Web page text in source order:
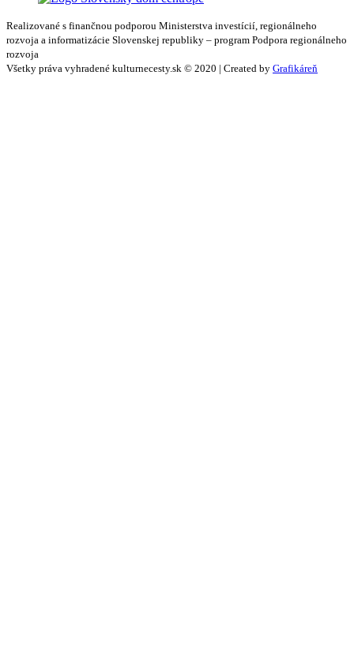
Realizované s finančnou podporou Ministerstva investícií, regionálneho
rozvoja a informatizácie Slovenskej republiky – program Podpora regionálneho
rozvoja
Všetky práva vyhradené kulturnecesty.sk © 2020 | Created by Grafikáreň